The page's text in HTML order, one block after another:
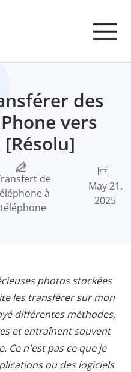
des
vers
de
à
téléphone
May 21,
2025
photos stockées
les transférer sur mon
différentes méthodes,
et entraînent souvent
Ce n'est pas ce que je
ou des logiciels